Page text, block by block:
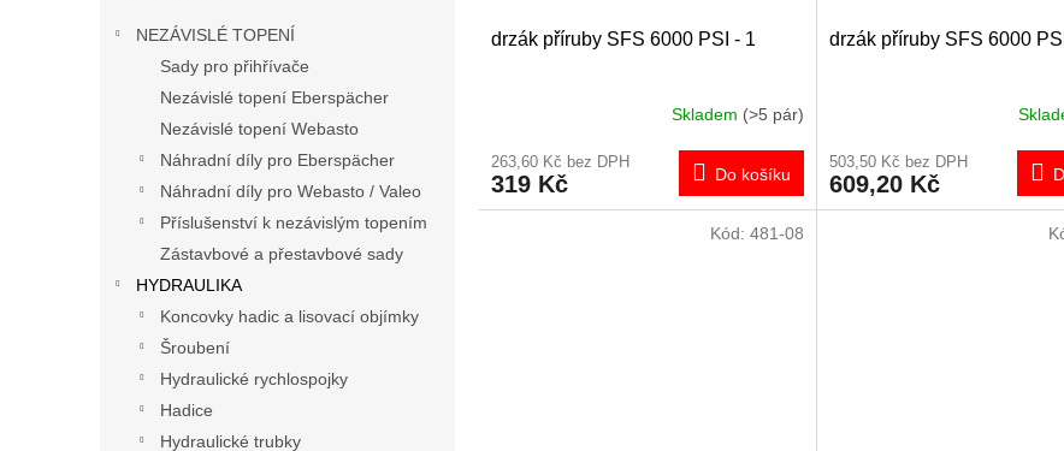
NEZÁVISLÉ TOPENÍ
Sady pro přihřívače
Nezávislé topení Eberspächer
Nezávislé topení Webasto
Náhradní díly pro Eberspächer
Náhradní díly pro Webasto / Valeo
Příslušenství k nezávislým topením
Zástavbové a přestavbové sady
HYDRAULIKA
Koncovky hadic a lisovací objímky
Šroubení
Hydraulické rychlospojky
Hadice
Hydraulické trubky
drzák příruby SFS 6000 PSI - 1
Skladem (>5 pár)
263,60 Kč bez DPH
319 Kč Do košíku
drzák příruby SFS 6000
503,50 Kč bez DPH
609,20 Kč
Kód: 481-08